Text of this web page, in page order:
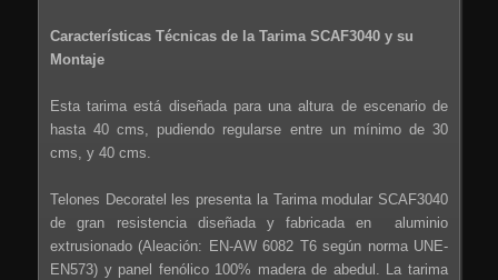
Características Técnicas de la Tarima SCAF3040 y su
Montaje
Esta tarima está diseñada para una altura de escenario de
hasta 40 cms, pudiendo regularse entre un mínimo de 30
cms, y 40 cms.
Telones Decoratel les presenta la Tarima modular SCAF3040
de gran resistencia diseñada y fabricada en aluminio
extrusionado (Aleación: EN-AW 6082 T6 según norma UNE-
EN573) y panel fenólico 100% madera de abedul. La tarima